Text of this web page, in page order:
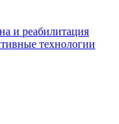
и реабилитация
технологии